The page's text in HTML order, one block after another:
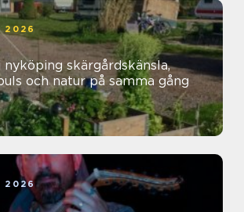
2026
skärgårdskänsla,
och natur på samma gång
2026